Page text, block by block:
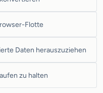
Flotte
Daten herauszuziehen
zu halten